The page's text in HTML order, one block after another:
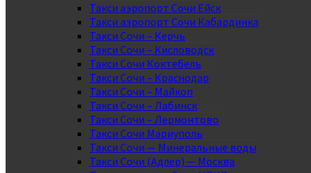
Такси аэропорт Сочи Ейск
Такси аэропорт Сочи Кабардинка
Такси Сочи – Керчь
Такси Сочи – Кисловодск
Такси Сочи Коктебель
Такси Сочи – Краснодар
Такси Сочи – Майкоп
Такси Сочи – Лабинск
Такси Сочи – Лермонтово
Такси Сочи Мариуполь
Такси Сочи — Минеральные воды
Такси Сочи (Адлер) — Москва